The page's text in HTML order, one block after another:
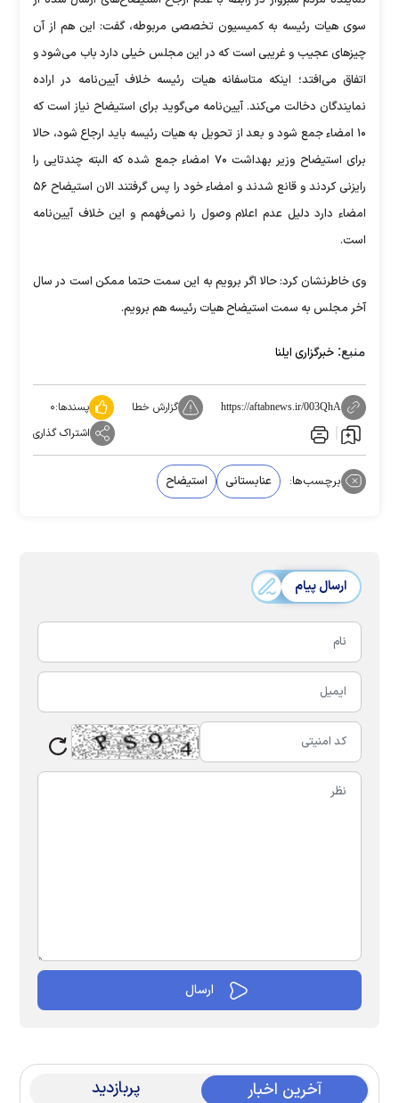
سوی هیات رئیسه به کمیسیون تخصصی مربوطه، گفت: این هم از آن
چیز‌های عجیب و غریبی است که در این مجلس خیلی دارد باب می‌شود و
اتفاق می‌افتد؛ اینکه متاسفانه هیات رئیسه خلاف آیین‌نامه در اراده
نمایندگان دخالت می‌کند. آیین‌نامه می‌گوید برای استیضاح نیاز است که
۱۰ امضاء جمع شود و بعد از تحویل به هیات رئیسه باید ارجاع شود، حالا
برای استیضاح وزیر بهداشت ۷۰ امضاء جمع شده که البته چندتایی را
رایزنی کردند و قانع شدند و امضاء خود را پس گرفتند الان استیضاح ۵۶
امضاء دارد دلیل عدم اعلام وصول را نمی‌فهمم و این خلاف آیین‌نامه
است.
وی خاطرنشان کرد: حالا اگر برویم به این سمت حتما ممکن است در سال
آخر مجلس به سمت استیضاح هیات رئیسه هم برویم.
منبع: خبرگزاری ایلنا
https://aftabnews.ir/003QhA گزارش خطا پسندها:۰
اشتراک گذاری
برچسب‌ها: عنابستانی استیضاح
ارسال پیام
آخرین اخبار پربازدید